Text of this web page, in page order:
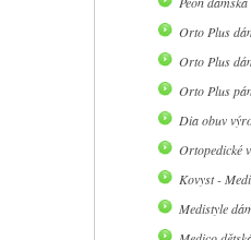
Orto Plus
Orto Plus
Orto Plus
Dia obuv
Ortopedické
Kovyst -
Medistyle